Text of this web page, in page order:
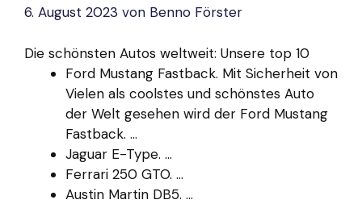
6. August 2023 von Benno Förster
Die schönsten Autos weltweit: Unsere top 10
Ford Mustang Fastback. Mit Sicherheit von
Vielen als coolstes und schönstes Auto
der Welt gesehen wird der Ford Mustang
Fastback. ...
Jaguar E-Type. ...
Ferrari 250 GTO. ...
Austin Martin DB5. ...